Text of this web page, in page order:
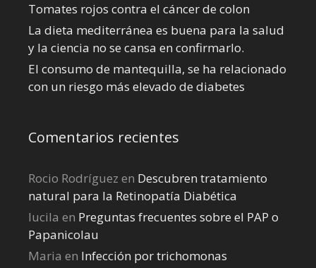
Tomates rojos contra el cáncer de colon
La dieta mediterránea es buena para la salud
y la ciencia no se cansa en confirmarlo.
El consumo de mantequilla, se ha relacionado
con un riesgo más elevado de diabetes
Comentarios recientes
Rocio Rodríguez en Descubren tratamiento
natural para la Retinopatía Diabética
lucila en Preguntas frecuentes sobre el PAP o
Papanicolau
Maria en Infección por trichomonas